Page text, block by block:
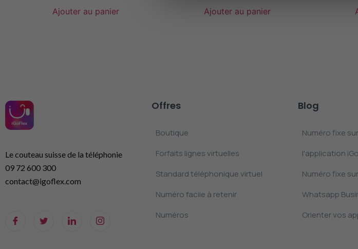
Ajouter au panier Ajouter au panier
Le couteau suisse de la téléphonie
09 72 600 300
contact@igoflex.com
Offres
Boutique
Forfaits lignes virtuelles
Standard téléphonique virtuel
Numéro facile à retenir
Numéros
Blog
Numéro fixe
l'application
Numéro fixe
Whatsapp
Orienter vos